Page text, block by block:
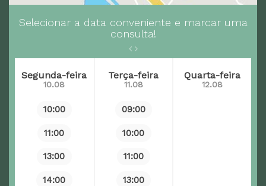
Selecionar a data conveniente e marcar uma
consulta!
Segunda-feira
10.08
10:00
11:00
13:00
14:00
Terça-feira
11.08
09:00
10:00
11:00
13:00
Quarta-feira
12.08